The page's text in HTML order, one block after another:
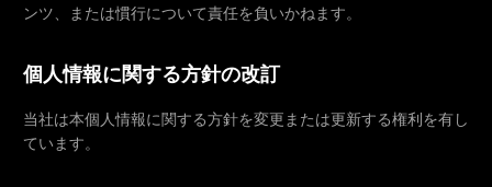
ンツ、または慣行について責任を負いかねます。
個人情報に関する方針の改訂
当社は本個人情報に関する方針を変更または更新する権利を有し
ています。